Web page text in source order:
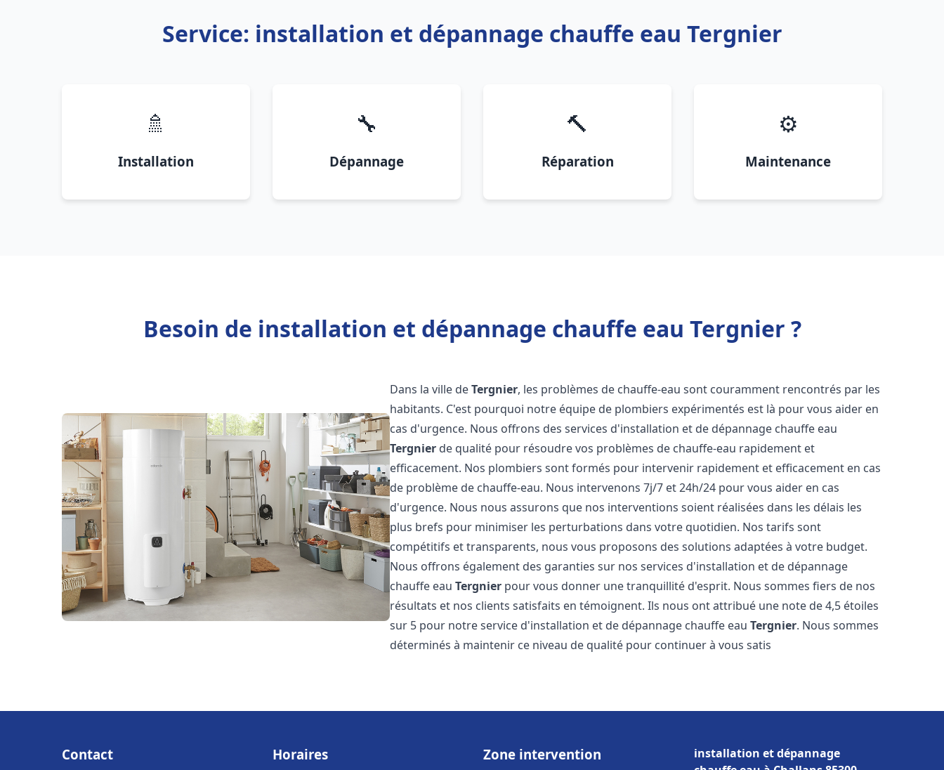
Service: installation et dépannage chauffe eau Tergnier
🚿
Installation
🔧
Dépannage
🔨
Réparation
⚙️
Maintenance
Besoin de installation et dépannage chauffe eau Tergnier ?
Dans la ville deTergnier, les problèmes de chauffe-eau sont couramment rencontrés par les
habitants. C'est pourquoi notre équipe de plombiers expérimentés est là pour vous aider en
cas d'urgence. Nous offrons des services d'installation et de dépannage chauffe eau
Tergnier de qualité pour résoudre vos problèmes de chauffe-eau rapidement et
efficacement. Nos plombiers sont formés pour intervenir rapidement et efficacement en cas
de problème de chauffe-eau. Nous intervenons 7j/7 et 24h/24 pour vous aider en cas
d'urgence. Nous nous assurons que nos interventions soient réalisées dans les délais les
plus brefs pour minimiser les perturbations dans votre quotidien. Nos tarifs sont
compétitifs et transparents, nous vous proposons des solutions adaptées à votre budget.
Nous offrons également des garanties sur nos services d'installation et de dépannage
chauffe eauTergnier pour vous donner une tranquillité d'esprit. Nous sommes fiers de nos
résultats et nos clients satisfaits en témoignent. Ils nous ont attribué une note de 4,5 étoiles
sur 5 pour notre service d'installation et de dépannage chauffe eauTergnier. Nous sommes
déterminés à maintenir ce niveau de qualité pour continuer à vous satis
Contact Horaires Zone intervention
installation et dépannage